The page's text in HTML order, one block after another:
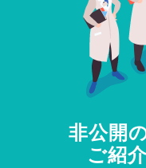
非公開
ご紹